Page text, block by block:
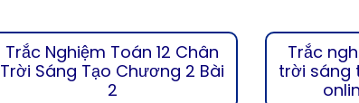
Trắc Nghiệm Toán 12 Chân
Trời Sáng Tạo Chương 2 Bài
2
Trắc
trời sáng